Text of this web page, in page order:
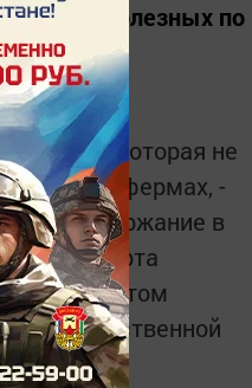
полезных по
рыбы, которая не
фермах, -
и содержание в
сорта
кижуч в этом
в естественной